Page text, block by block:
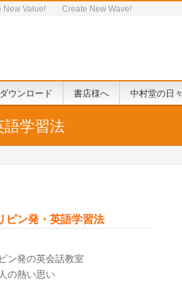
New Value! Create New Wave!
ダウンロード 書店様へ 中村堂の日々
学習法
ン発・英語学習法
ン発の英会話教室
の熱い思い